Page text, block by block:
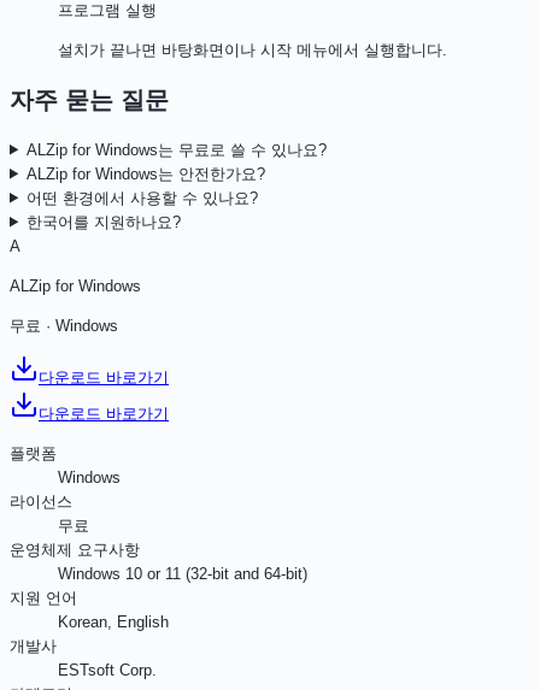
프로그램 실행
설치가 끝나면 바탕화면이나 시작 메뉴에서 실행합니다.
자주 묻는 질문
ALZip for Windows는 무료로 쓸 수 있나요?
ALZip for Windows는 안전한가요?
어떤 환경에서 사용할 수 있나요?
한국어를 지원하나요?
A
ALZip for Windows
무료 · Windows
다운로드 바로가기
다운로드 바로가기
플랫폼
Windows
라이선스
무료
운영체제 요구사항
Windows 10 or 11 (32-bit and 64-bit)
지원 언어
Korean, English
개발사
ESTsoft Corp.